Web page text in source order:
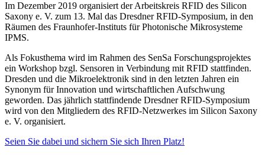
Im Dezember 2019 organisiert der Arbeitskreis RFID des Silicon
Saxony e. V. zum 13. Mal das Dresdner RFID-Symposium, in den
Räumen des Fraunhofer-Instituts für Photonische Mikrosysteme
IPMS.
Als Fokusthema wird im Rahmen des SenSa Forschungsprojektes
ein Workshop bzgl. Sensoren in Verbindung mit RFID stattfinden.
Dresden und die Mikroelektronik sind in den letzten Jahren ein
Synonym für Innovation und wirtschaftlichen Aufschwung
geworden. Das jährlich stattfindende Dresdner RFID-Symposium
wird von den Mitgliedern des RFID-Netzwerkes im Silicon Saxony
e. V. organisiert.
Seien Sie dabei und sichern Sie sich Ihren Platz!